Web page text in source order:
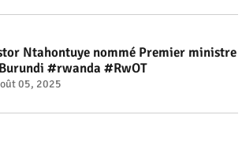
Ntahontuye nommé Premier ministre
#rwanda #RwOT
05, 2025